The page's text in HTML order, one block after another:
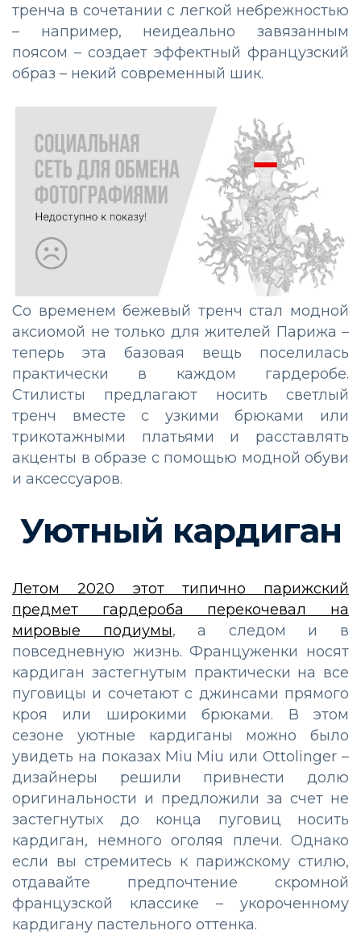
тренча в сочетании с легкой небрежностью
– например, неидеально завязанным
поясом – создает эффектный французский
образ – некий современный шик.
Со временем бежевый тренч стал модной
аксиомой не только для жителей Парижа –
теперь эта базовая вещь поселилась
практически в каждом гардеробе.
Стилисты предлагают носить светлый
тренч вместе с узкими брюками или
трикотажными платьями и расставлять
акценты в образе с помощью модной обуви
и аксессуаров.
Уютный кардиган
Летом 2020 этот типично парижский
предмет гардероба перекочевал на
мировые подиумы, а следом и в
повседневную жизнь. Француженки носят
кардиган застегнутым практически на все
пуговицы и сочетают с джинсами прямого
кроя или широкими брюками. В этом
сезоне уютные кардиганы можно было
увидеть на показах Miu Miu или Ottolinger –
дизайнеры решили привнести долю
оригинальности и предложили за счет не
застегнутых до конца пуговиц носить
кардиган, немного оголяя плечи. Однако
если вы стремитесь к парижскому стилю,
отдавайте предпочтение скромной
французской классике – укороченному
кардигану пастельного оттенка.